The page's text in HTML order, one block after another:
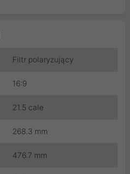
Filtr polaryzujący
16:9
21.5 cale
268.3 mm
476.7 mm